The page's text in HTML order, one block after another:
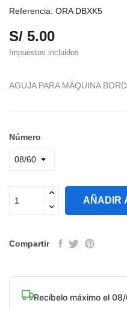
Referencia: ORA DBXK5
S/ 5.00
Impuestos incluidos
AGUJA PARA MÁQUINA
Número
AÑADIR
Compartir
Recíbelo máximo el